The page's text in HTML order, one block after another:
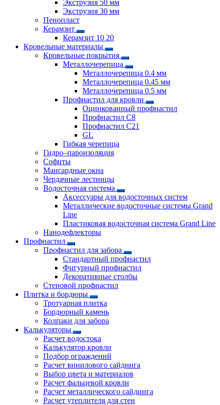
Экструзия 50 мм
Экструзия 30 мм
Пенопласт
Керамзит
Керамзит 10 20
Кровельные материалы
Кровельные покрытия
Металлочерепица
Металлочерепица 0.4 мм
Металлочерепица 0.45 мм
Металлочерепица 0.5 мм
Профнастил для кровли
Оцинкованный профнастил
Профнастил С8
Профнастил С21
GL
Гибкая черепица
Гидро–пароизоляция
Софиты
Мансардные окна
Чердачные лестницы
Водосточная система
Аксессуары для водосточных систем
Металлические водосточные системы Grand
Line
Пластиковая водосточная система Grand Line
Нанодефлекторы
Профнастил
Профнастил для забора
Стандартный профнастил
Фигурный профнастил
Декоративные столбы
Стеновой профнастил
Плитка и бордюры
Тротуарная плитка
Бордюрный камень
Колпаки для забора
Калькуляторы
Расчет водостока
Калькулятор кровли
Подбор ограждений
Расчет винилового сайдинга
Выбор цвета и материалов
Расчет фальцевой кровли
Расчет металлического сайдинга
Расчет утеплителя для стен